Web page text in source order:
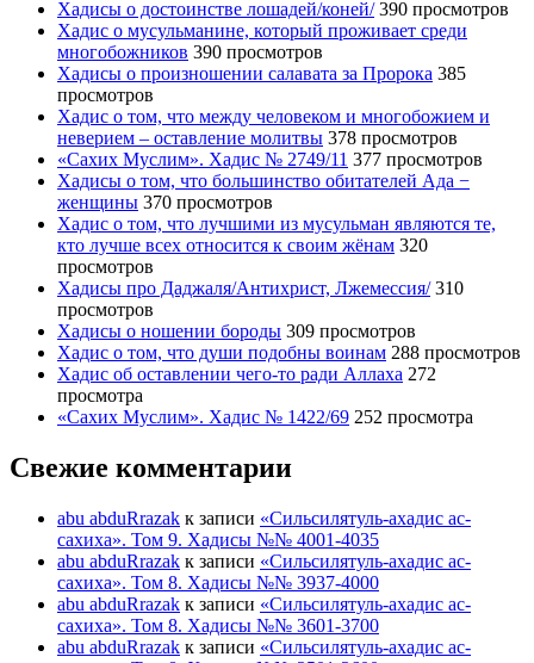
Хадисы о достоинстве лошадей/коней/ 390 просмотров
Хадис о мусульманине, который проживает среди
многобожников 390 просмотров
Хадисы о произношении салавата за Пророка 385
просмотров
Хадис о том, что между человеком и многобожием и
неверием – оставление молитвы 378 просмотров
«Сахих Муслим». Хадис № 2749/11 377 просмотров
Хадисы о том, что большинство обитателей Ада −
женщины 370 просмотров
Хадис о том, что лучшими из мусульман являются те,
кто лучше всех относится к своим жёнам 320
просмотров
Хадисы про Даджаля/Антихрист, Лжемессия/ 310
просмотров
Хадисы о ношении бороды 309 просмотров
Хадис о том, что души подобны воинам 288 просмотров
Хадис об оставлении чего-то ради Аллаха 272
просмотра
«Сахих Муслим». Хадис № 1422/69 252 просмотра
Свежие комментарии
abu abduRrazak к записи «Сильсилятуль-ахадис ас-
сахиха». Том 9. Хадисы №№ 4001-4035
abu abduRrazak к записи «Сильсилятуль-ахадис ас-
сахиха». Том 8. Хадисы №№ 3937-4000
abu abduRrazak к записи «Сильсилятуль-ахадис ас-
сахиха». Том 8. Хадисы №№ 3601-3700
abu abduRrazak к записи «Сильсилятуль-ахадис ас-